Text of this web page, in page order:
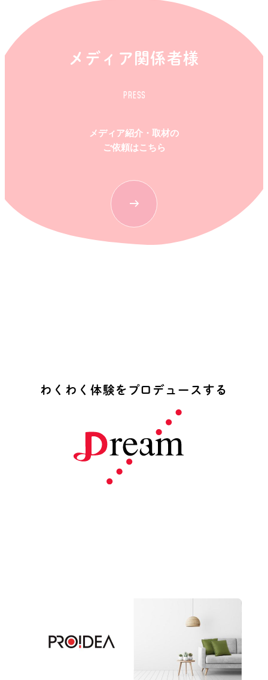
メディア関係者様
PRESS
メディア紹介・取材の
ご依頼はこちら
わ く わ く 体験 を プロ デ ュ ー ス す る